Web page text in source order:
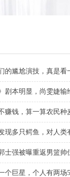
的尴尬演技，真是
》剧本明显，尚雯婕
赚钱，算一算农民
现多只鳄鱼，对人
士强被曝重返男篮
个巨星，个人有两场